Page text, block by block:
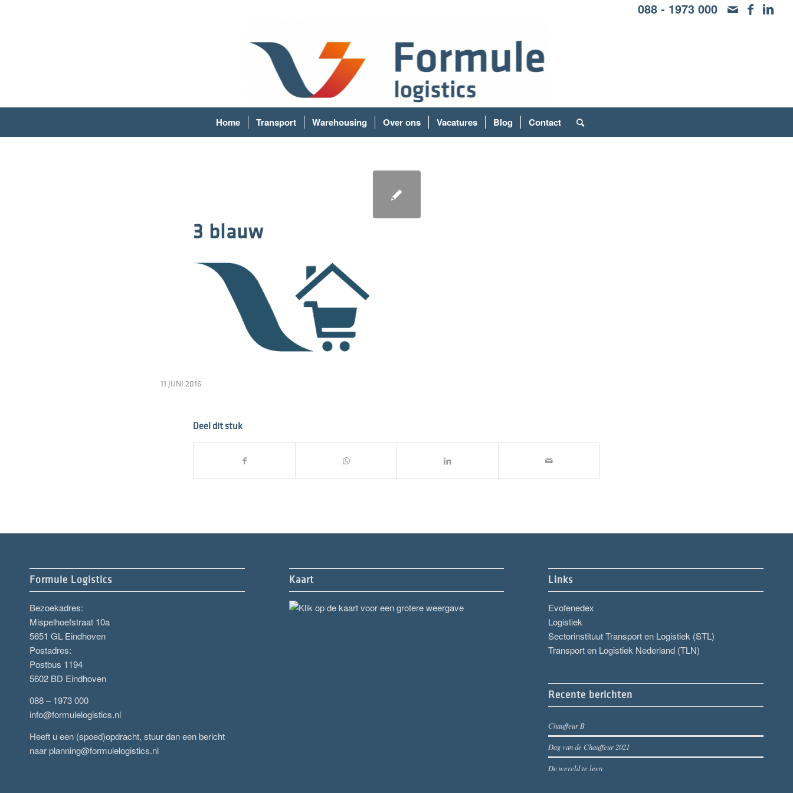
088 - 1973 000
Home Transport Warehousing Over ons Vacatures Blog Contact
3 blauw
11 JUNI 2016
Deel dit stuk
Formule Logistics
Bezoekadres:
Mispelhoefstraat 10a
5651 GL Eindhoven
Postadres:
Postbus 1194
5602 BD Eindhoven
088 – 1973 000
info@formulelogistics.nl
Heeft u een (spoed)opdracht, stuur dan een bericht
naarplanning@formulelogistics.nl
Kaart Links
Evofenedex
Logistiek
Sectorinstituut Transport en Logistiek (STL)
Transport en Logistiek Nederland (TLN)
Recente berichten
Chauffeur B
Dag van de Chauffeur 2021
De wereld te leen